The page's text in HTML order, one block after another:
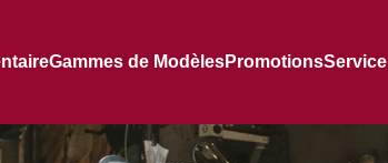
Gammes de ModèlesPromotionsService